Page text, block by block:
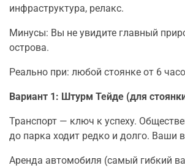
инфраструктура, релакс.
Минусы: Вы не увидите главный
острова.
Реально при: любой стоянке от 6
Вариант 1: Штурм Тейде (для
Транспорт — ключ к успеху.
до парка ходит редко и долго. Ваши
Аренда автомобиля (самый гибкий